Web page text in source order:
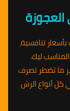
تنافسية،
ليك.
ما تضطر تصرف
كل أنواع الرش